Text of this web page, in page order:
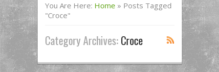
You Are Here: Home » Posts Tagged
"croce"
Category Archives:Croce